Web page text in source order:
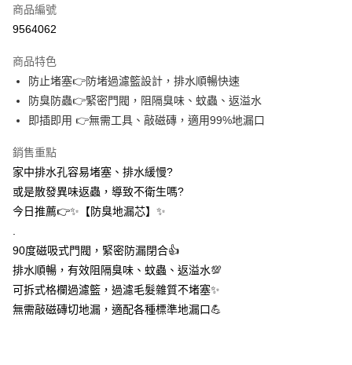
信用卡分期付款
合作金庫商業銀行
華南商業銀行
彰化商業銀行
上海商業儲蓄銀行
台北富邦商業銀行
國泰世華商業銀行
兆豐國際商業銀行
匯豐（台灣）商業銀行
聯邦商業銀行
元大商業銀行
台新國際商業銀行
超商取貨付款
LINE Pay
街口支付
悠遊付
AFTEE先享後付
相關說明
【關於「AFTEE先享後付」】
AFTEE先享後付是「在收到商品之後才付款」的支付方式。 讓您購物簡單
便利好安心！
１．簡單：不需註冊會員、不需綁卡、不需儲值。
２．便利：只要手機號碼，簡訊認證，即可結帳。
ATM付款
運送方式
商品編號
9564062
商品特色
防止堵塞👉防堵過濾籃設計，排水順暢快速
防臭防蟲👉緊密門閥，阻隔臭味、蚊蟲、返溢水
即插即用 👉無需工具、敲磁磚，適用99%地漏口
銷售重點
家中排水孔容易堵塞、排水緩慢?
或是散發異味返蟲，導致不衛生嗎?
今日推薦👉✨【防臭地漏芯】✨
90度磁吸式門閥，緊密防漏閉合👍️
排水順暢，有效阻隔臭味、蚊蟲、返溢水💯
可拆式格欄過濾籃，過濾毛髮雜質不堵塞✨
無需敲磁磚切地漏，適配各種標準地漏口💪